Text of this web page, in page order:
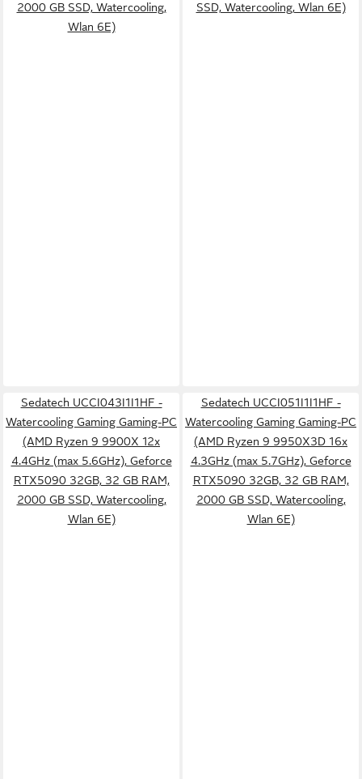
2000 GB SSD, Watercooling,
Wlan 6E)
SSD, Watercooling, Wlan 6E)
Sedatech UCCI043I1I1HF -
Watercooling Gaming Gaming-PC
(AMD Ryzen 9 9900X 12x
4.4GHz (max 5.6GHz), Geforce
RTX5090 32GB, 32 GB RAM,
2000 GB SSD, Watercooling,
Wlan 6E)
Sedatech UCCI051I1I1HF -
Watercooling Gaming Gaming-PC
(AMD Ryzen 9 9950X3D 16x
4.3GHz (max 5.7GHz), Geforce
RTX5090 32GB, 32 GB RAM,
2000 GB SSD, Watercooling,
Wlan 6E)